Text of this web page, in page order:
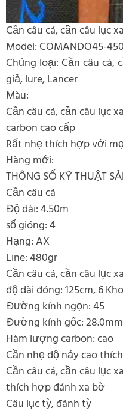
Cần câu cá, cần câu lục
Model: COMANDO45-450
Chủng loại: Cần câu cá,
giả, lure, Lancer
Màu:
Cần câu cá, cần câu lục
carbon cao cấp
Rất nhẹ thích hợp với
Hàng mới:
THÔNG SỐ KỸ THUẬT
Cần câu cá
Độ dài: 4.50m
số gióng: 4
Hạng: AX
Line: 480gr
Cần câu cá, cần câu lục
độ dài đóng: 125cm, 6
Đường kính ngọn: 45
Đường kính gốc: 28.0mm
Hàm lượng carbon: cao
Cần nhẹ độ nảy cao
Cần câu cá, cần câu lục
thích hợp đánh xa bờ
Câu lục tỳ, đánh tỳ